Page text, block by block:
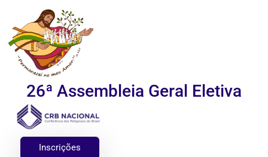
26ª Assembleia Geral Eletiva
Inscrições